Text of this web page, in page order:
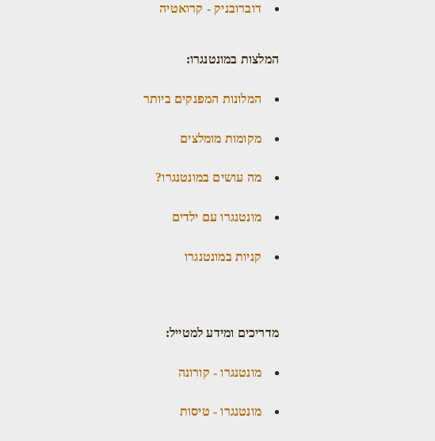
דוברובניק - קרואטיה
המלצות במונטנגרו:
המלונות המפנקים ביותר
מקומות מומלצים
מה עושים במונטנגרו?
מונטנגרו עם ילדים
קניות במונטנגרו
מדריכים ומידע למטייל:
מונטנגרו - קורונה
מונטנגרו - טיסות